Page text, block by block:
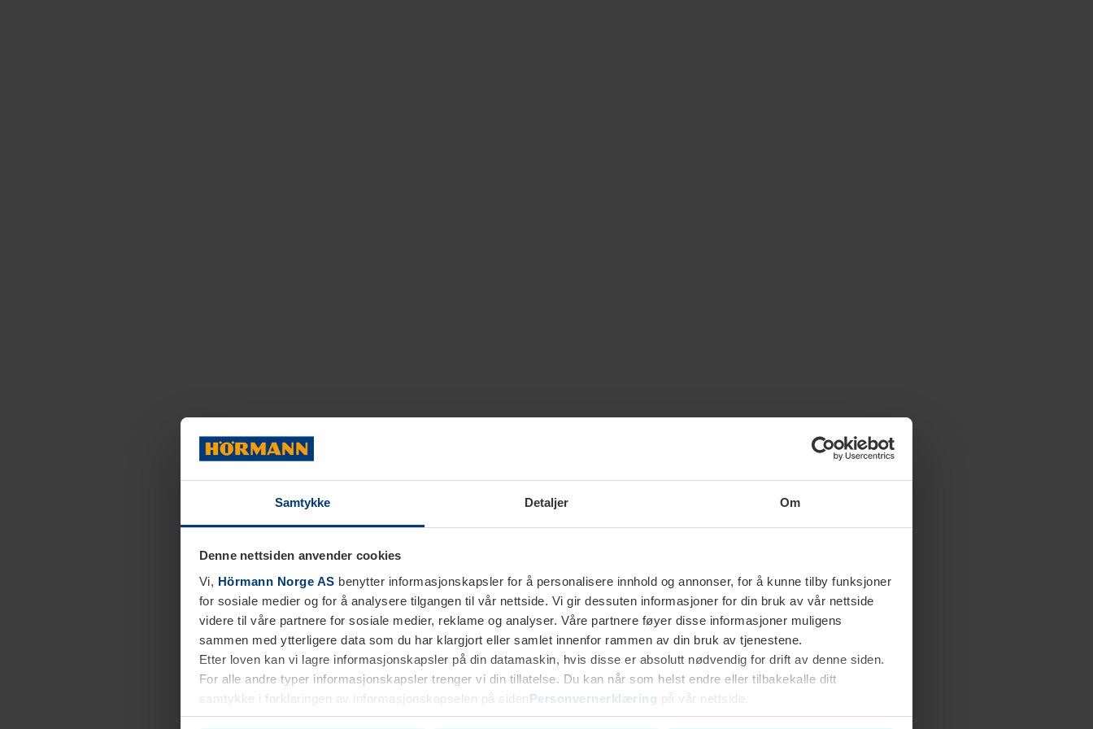
Samtykke Detaljer Om
Denne nettsiden anvender cookies
Vi, Hörmann Norge AS benytter informasjonskapsler for å personalisere innhold og annonser, for å kunne tilby funksjoner
for sosiale medier og for å analysere tilgangen til vår nettside. Vi gir dessuten informasjoner for din bruk av vår nettside
videre til våre partnere for sosiale medier, reklame og analyser. Våre partnere føyer disse informasjoner muligens
sammen med ytterligere data som du har klargjort eller samlet innenfor rammen av din bruk av tjenestene.
Etter loven kan vi lagre informasjonskapsler på din datamaskin, hvis disse er absolutt nødvendig for drift av denne siden.
For alle andre typer informasjonskapsler trenger vi din tillatelse. Du kan når som helst endre eller tilbakekalle ditt
samtykke i forklaringen av informasjonskapselen på sidenPersonvernerklæring på vår nettside.